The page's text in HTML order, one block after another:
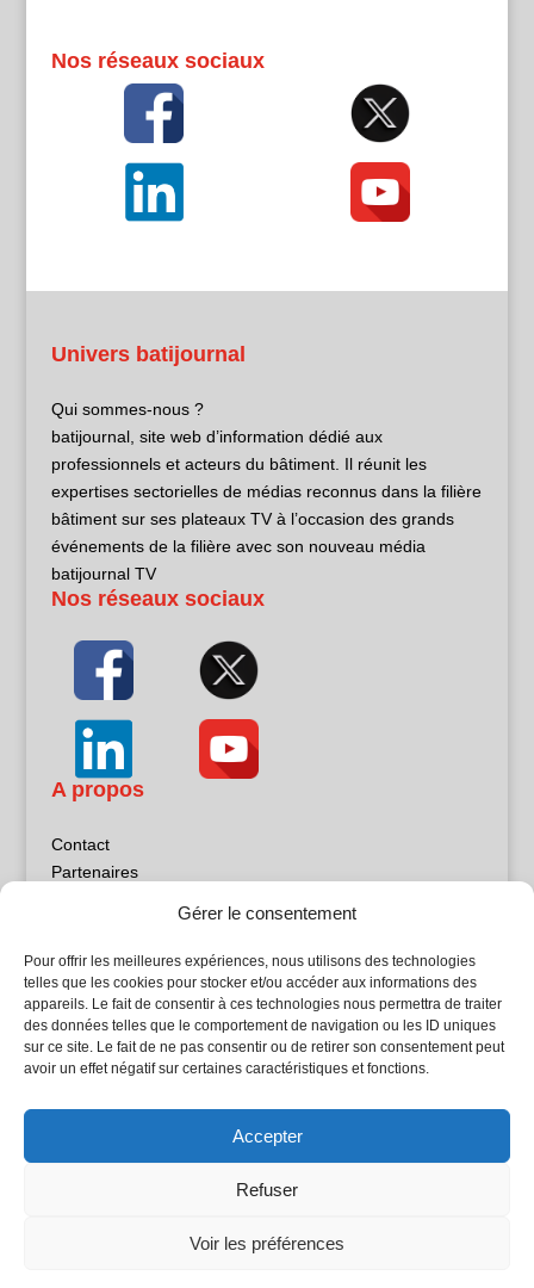
Gérer le consentement
Pour offrir les meilleures expériences, nous utilisons des technologies
telles que les cookies pour stocker et/ou accéder aux informations des
appareils. Le fait de consentir à ces technologies nous permettra de traiter
des données telles que le comportement de navigation ou les ID uniques
sur ce site. Le fait de ne pas consentir ou de retirer son consentement peut
avoir un effet négatif sur certaines caractéristiques et fonctions.
Accepter
Refuser
Voir les préférences
Nos réseaux sociaux
Univers batijournal
Qui sommes-nous ?
batijournal, site web d’information dédié aux
professionnels et acteurs du bâtiment. Il réunit les
expertises sectorielles de médias reconnus dans la filière
bâtiment sur ses plateaux TV à l’occasion des grands
événements de la filière avec son nouveau média
batijournal TV
Nos réseaux sociaux
A propos
Contact
Partenaires
Politique de confidentialité
Sites partenaires
5Façades
Atrium Patrimoine